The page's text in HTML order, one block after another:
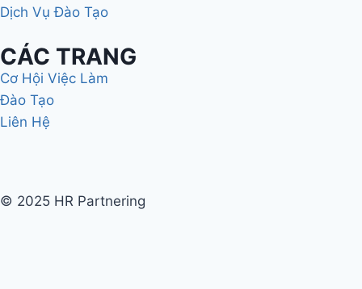
Dịch Vụ Đào Tạo
CÁC TRANG
Cơ Hội Việc Làm
Đào Tạo
Liên Hệ
© 2025 HR Partnering